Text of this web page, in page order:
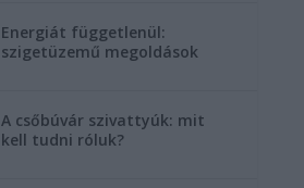
Energiát függetlenül:
szigetüzemű megoldások
A csőbúvár szivattyúk: mit
kell tudni róluk?